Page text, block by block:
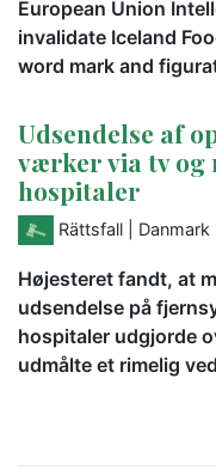
European Union
invalidate Iceland
word mark and
Udsendelse af
værker via tv og
hospitaler
Rättsfall | Danmark
Højesteret fandt, at
udsendelse på
hospitaler udgjorde
udmålte et rimelig